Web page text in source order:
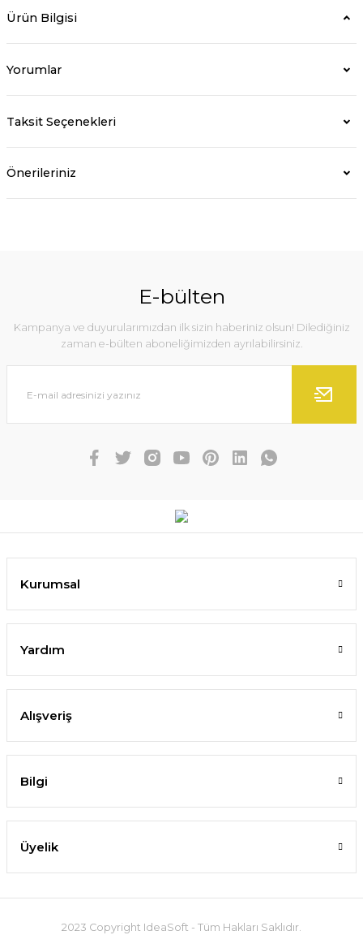
Ürün Bilgisi
Yorumlar
Taksit Seçenekleri
Önerileriniz
E-bülten
Kampanya ve duyurularımızdan ilk sizin haberiniz olsun! Dilediğiniz
zaman e-bülten aboneliğimizden ayrılabilirsiniz.
Kurumsal
Yardım
Alışveriş
Bilgi
Üyelik
2023 Copyright IdeaSoft - Tüm Hakları Saklıdır.